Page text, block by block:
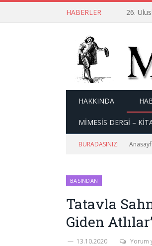
HABERLER 26.
HAKKINDA
MİMESİS DERGİ –
BURADASINIZ:
BASINDAN
Tatavla
Giden
13.10.2020 Yorum